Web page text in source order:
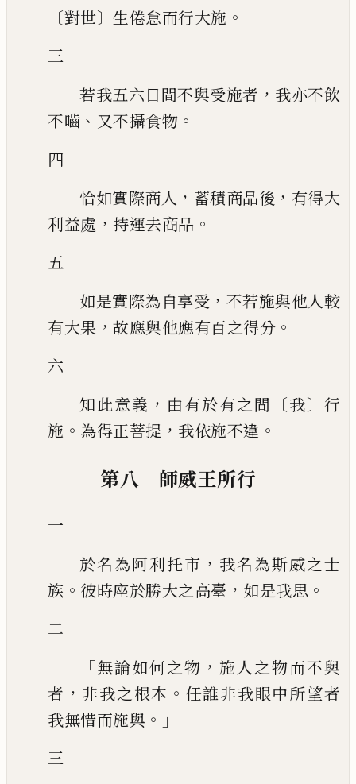
〔對世〕 生倦怠而行大施 。
三
若我五六日間不與受施者 ， 我亦不飲
不嚙 、 又不攝食物 。
四
恰如實際商人 ， 蓄積商品後 ， 有得大
利益處 ， 持運去商品 。
五
如是實際為自享受 ， 不若施與他人較
有大果 ， 故應與他應有百之得分 。
六
知此意義 ， 由有於有之間 〔我〕 行
施 。 為得正菩提 ， 我依施不違 。
第八 師威王所行
一
於名為阿利托市 ， 我名為斯威之士
族 。 彼時座於勝大之高臺 ， 如是我思 。
二
「無論如何之物 ， 施人之物而不與
者 ， 非我之根本 。 任誰非我眼中所望者
我無惜而施與 。」
三